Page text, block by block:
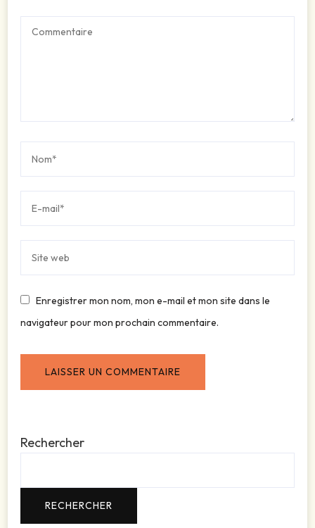
Enregistrer mon nom, mon e-mail et mon site dans le
navigateur pour mon prochain commentaire.
Rechercher
RECHERCHER